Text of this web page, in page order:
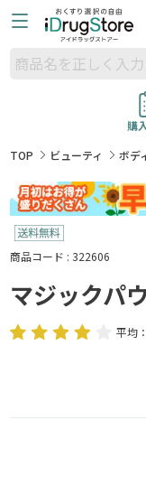
購
TOP
ビューティ ボデ
商品コード : 322606
マジックパ
平均